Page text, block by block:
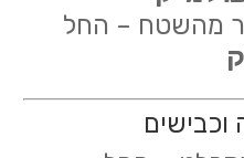
מהשטח – החל
וכבישים